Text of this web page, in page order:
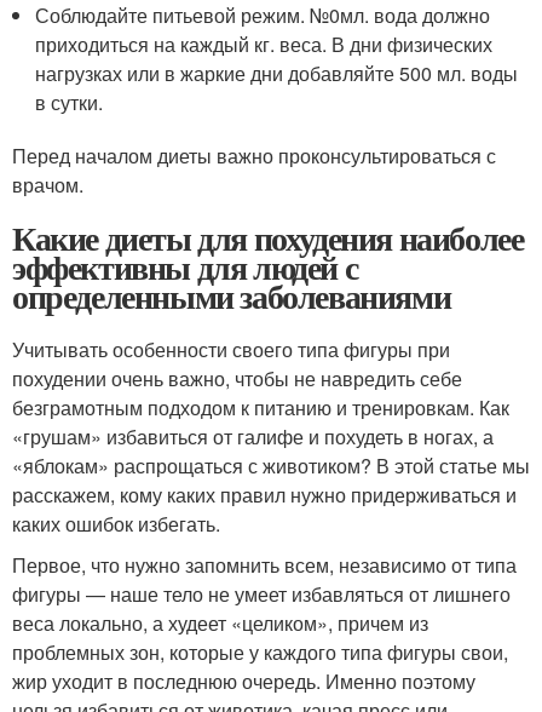
Соблюдайте питьевой режим. №0мл. вода должно
приходиться на каждый кг. веса. В дни физических
нагрузках или в жаркие дни добавляйте 500 мл. воды
в сутки.
Перед началом диеты важно проконсультироваться с
врачом.
Какие диеты для похудения наиболее
эффективны для людей с
определенными заболеваниями
Учитывать особенности своего типа фигуры при
похудении очень важно, чтобы не навредить себе
безграмотным подходом к питанию и тренировкам. Как
«грушам» избавиться от галифе и похудеть в ногах, а
«яблокам» распрощаться с животиком? В этой статье мы
расскажем, кому каких правил нужно придерживаться и
каких ошибок избегать.
Первое, что нужно запомнить всем, независимо от типа
фигуры — наше тело не умеет избавляться от лишнего
веса локально, а худеет «целиком», причем из
проблемных зон, которые у каждого типа фигуры свои,
жир уходит в последнюю очередь. Именно поэтому